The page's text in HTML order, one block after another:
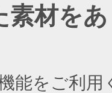
素材を
能をご利用